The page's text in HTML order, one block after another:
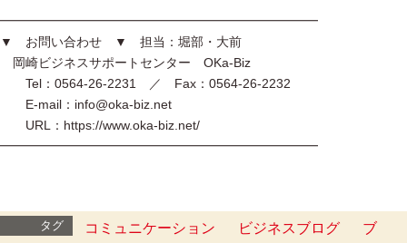
━━━━━━━━━━━━━━━━━━━━━━━━━
▼ お問い合わせ ▼ 担当：堀部・大前
岡崎ビジネスサポートセンター OKa-Biz
Tel：0564-26-2231 ／ Fax：0564-26-2232
E-mail：info@oka-biz.net
URL：https://www.oka-biz.net/
━━━━━━━━━━━━━━━━━━━━━━━━━
タグ コミュニケーション ビジネスブログ
ブ